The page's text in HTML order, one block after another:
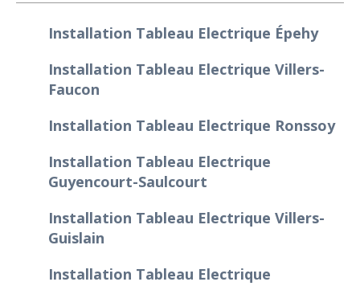
Installation Tableau Electrique Épehy
Installation Tableau Electrique Villers-
Faucon
Installation Tableau Electrique Ronssoy
Installation Tableau Electrique
Guyencourt-Saulcourt
Installation Tableau Electrique Villers-
Guislain
Installation Tableau Electrique